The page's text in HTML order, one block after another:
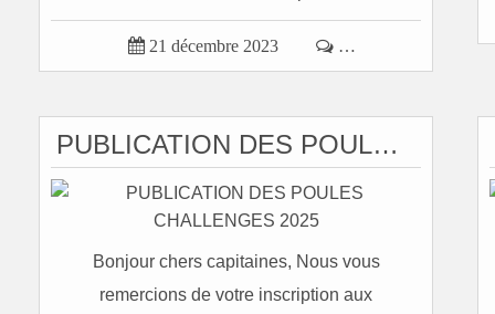
 21 décembre 2023  …
PUBLICATION DES POULES CHALLENGES 2025
Bonjour chers capitaines, Nous vous
remercions de votre inscription aux